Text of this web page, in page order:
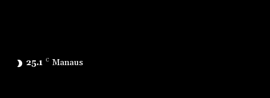
25.1 C Manaus